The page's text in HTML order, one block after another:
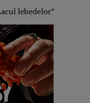
lebedelor”